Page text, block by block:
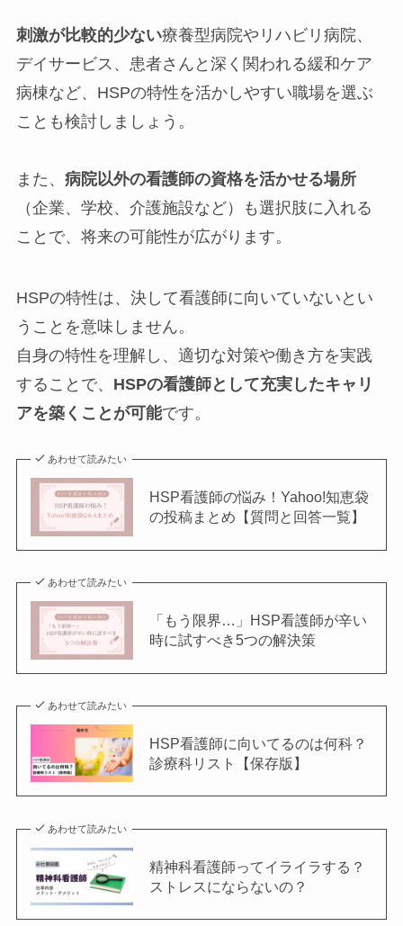
刺激が比較的少ない療養型病院やリハビリ病院、
デイサービス、患者さんと深く関われる緩和ケア
病棟など、HSPの特性を活かしやすい職場を選ぶ
ことも検討しましょう。
また、 病院以外の看護師の資格を活かせる場所
（企業、学校、介護施設など）も選択肢に入れる
ことで、将来の可能性が広がります。
HSPの特性は、決して看護師に向いていないとい
うことを意味しません。
自身の特性を理解し、適切な対策や働き方を実践
することで、 HSPの看護師として充実したキャリ
アを築くことが可能です。
あわせて読みたい
HSP看護師の悩み！Yahoo!知恵袋
の投稿まとめ【質問と回答一覧】
あわせて読みたい
「もう限界…」HSP看護師が辛い
時に試すべき5つの解決策
あわせて読みたい
HSP看護師に向いてるのは何科？
診療科リスト【保存版】
あわせて読みたい
精神科看護師ってイライラする？
ストレスにならないの？